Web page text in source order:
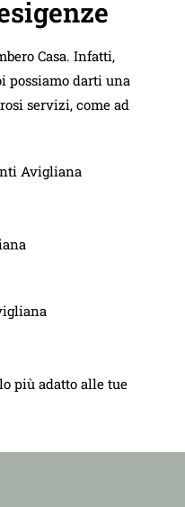
Casa. Infatti,
possiamo darti una
servizi, come ad
Avigliana
più adatto alle tue